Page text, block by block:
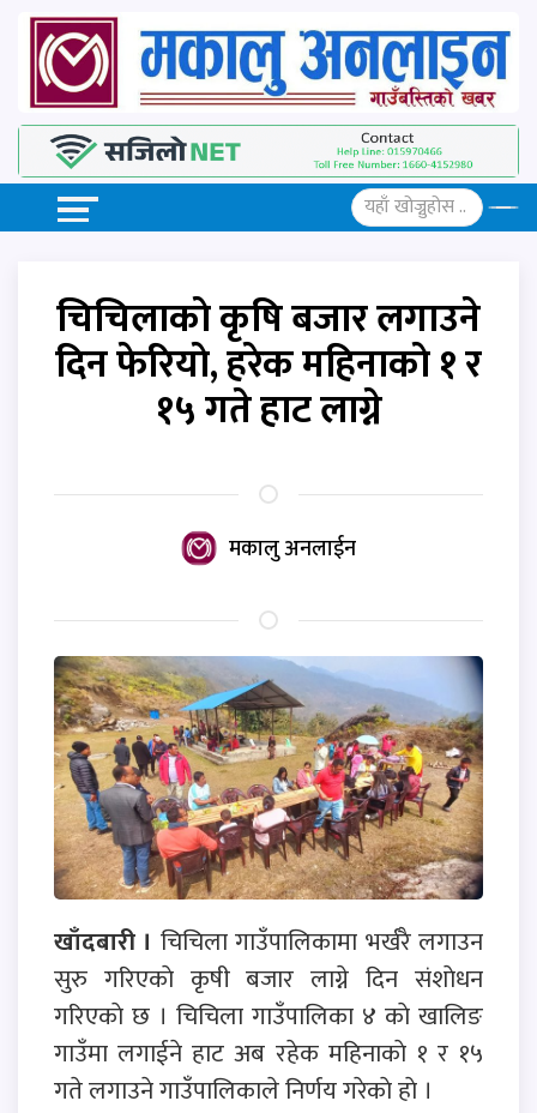
चिचिलाकाे कृषि बजार लगाउने
दिन फेरियाे, हरेक महिनाकाे १ र
१५ गते हाट लाग्ने
मकालु अनलाईन
खाँदबारी । चिचिला गाउँपालिकामा भर्खरै लगाउन
सुरु गरिएकाे कृषी बजार लाग्ने दिन संशाेधन
गरिएकाे छ । चिचिला गाउँपालिका ४ काे खालिङ
गाउँमा लगाईने हाट अब रहेक महिनाकाे १ र १५
गते लगाउने गाउँपालिकाले निर्णय गरेकाे हाे ।